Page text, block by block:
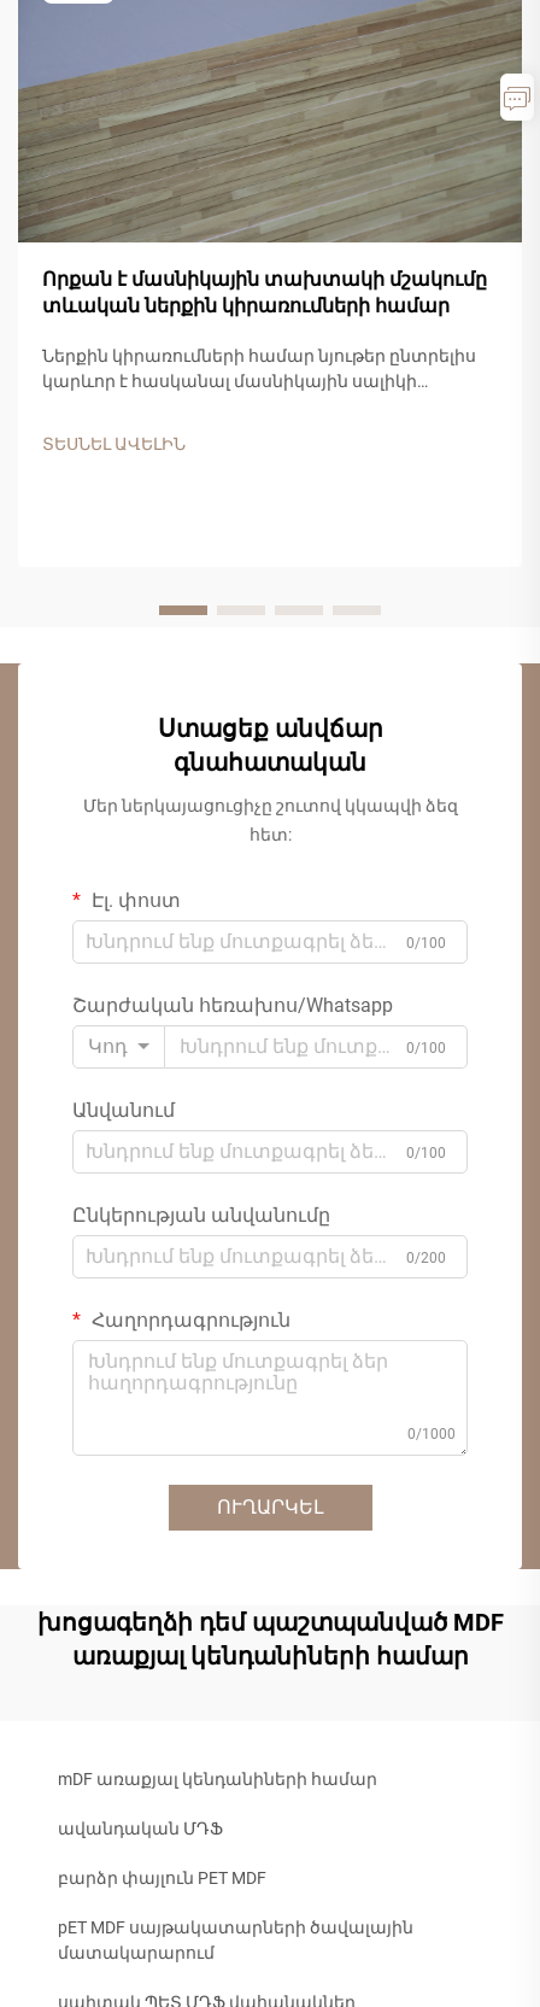
Որքան է մասնիկային տախտակի մշակումը
տևական ներքին կիրառումների համար
Ներքին կիրառումների համար նյութեր ընտրելիս
կարևոր է հասկանալ մասնիկային սալիկի
հիմնավորված որոշումներ: Այս
ճարտարապետական փայտանյութը մեծ
ՏԵՍՆԵԼ ԱՎԵԼԻՆ
Ստացեք անվճար
գնահատական
Մեր ներկայացուցիչը շուտով կկապվի ձեզ
հետ:
Էլ. փոստ
0/100
Շարժական հեռախոս/Whatsapp
Կոդ
0/100
Անվանում
0/100
Ընկերության անվանումը
0/200
Հաղորդագրություն
0/1000
ՈՒՂԱՐԿԵԼ
խոցագեղձի դեմ պաշտպանված MDF
առաքյալ կենդանիների համար
mDF առաքյալ կենդանիների համար
ավանդական ՄԴՖ
բարձր փայլուն PET MDF
pET MDF սայթակատարների ծավալային
մատակարարում
սպիտակ ՊԵՏ ՄԴՖ վահանակներ